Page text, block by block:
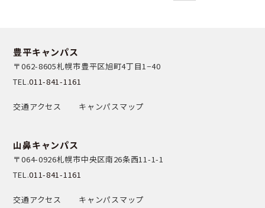
豊平キャンパス
〒062-8605札幌市豊平区旭町4丁目1−40
TEL.011-841-1161
交通アクセス キャンパスマップ
山鼻キャンパス
〒064-0926札幌市中央区南26条西11-1-1
TEL.011-841-1161
交通アクセス キャンパスマップ